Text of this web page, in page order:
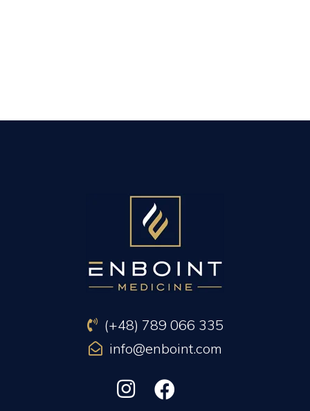
(+48) 789 066 335
info@enboint.com